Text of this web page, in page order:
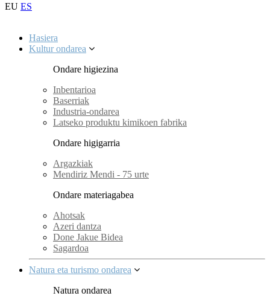
EU ES
Hasiera
Kultur ondarea
Ondare higiezina
Inbentarioa
Baserriak
Industria-ondarea
Latseko produktu kimikoen fabrika
Ondare higigarria
Argazkiak
Mendiriz Mendi - 75 urte
Ondare materiagabea
Ahotsak
Azeri dantza
Done Jakue Bidea
Sagardoa
Natura eta turismo ondarea
Natura ondarea